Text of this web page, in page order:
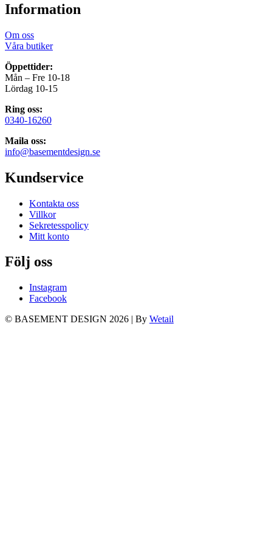
Information
Om oss
Våra butiker
Öppettider:
Mån – Fre 10-18
Lördag 10-15
Ring oss:
0340-16260
Maila oss:
info@basementdesign.se
Kundservice
Kontakta oss
Villkor
Sekretesspolicy
Mitt konto
Följ oss
Instagram
Facebook
© BASEMENT DESIGN 2026 | By Wetail